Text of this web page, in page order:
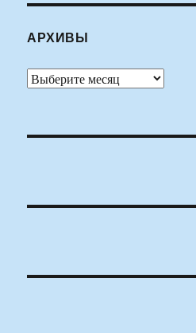
АРХИВЫ
Архивы